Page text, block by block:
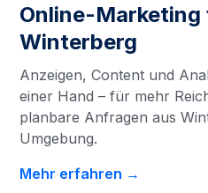
Online-Marketing
Winterberg
Anzeigen, Content und
einer Hand – für mehr
planbare Anfragen aus
Umgebung.
Mehr erfahren →